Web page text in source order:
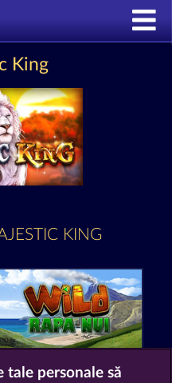
King
KING
Wild Rapa Nui
tale personale să